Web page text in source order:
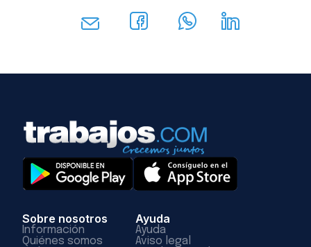
Sobre nosotros
Información
Quiénes somos
Ayuda
Ayuda
Aviso legal